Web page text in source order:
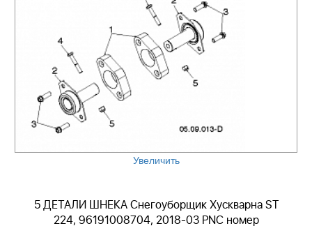
Увеличить
5 ДЕТАЛИ ШНЕКА Снегоуборщик Хускварна ST
224, 96191008704, 2018-03 PNC номер